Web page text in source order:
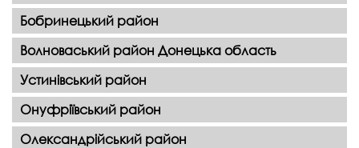
Бобринецький район
Волноваський район Донецька область
Устинівський район
Онуфріївський район
Олександрійський район